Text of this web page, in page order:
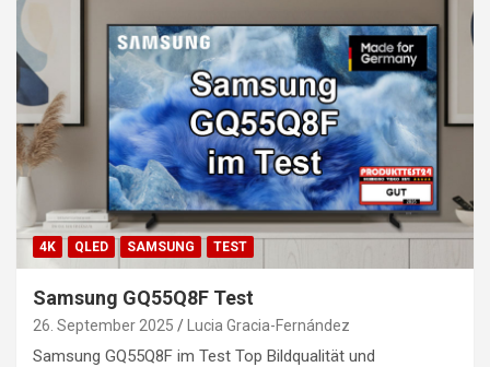
4K QLED SAMSUNG TEST
Samsung GQ55Q8F Test
26. September 2025 Lucia Gracia-Fernández
Samsung GQ55Q8F im Test Top Bildqualität und